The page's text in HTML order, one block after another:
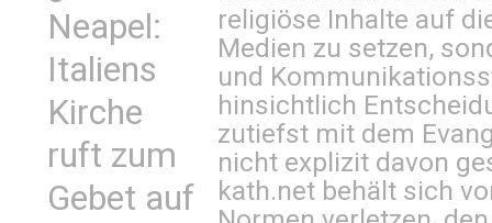
Neapel:
Italiens
Kirche
ruft zum
Gebet auf
religiöse Inhalte auf
Medien zu setzen,
und
hinsichtlich
zutiefst mit dem
nicht explizit davon
kath.net behält sich